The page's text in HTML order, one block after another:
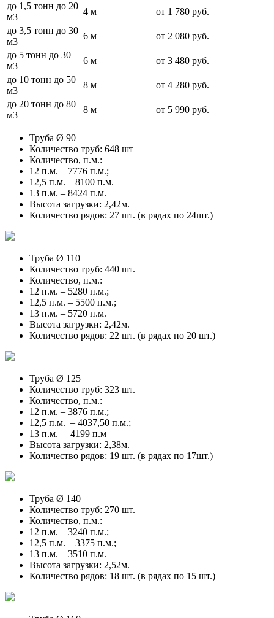
до 1,5 тонн до 20
м3
4 м
от 1 780 руб.
до 3,5 тонн до 30
м3
6 м
от 2 080 руб.
до 5 тонн до 30
м3
6 м
от 3 480 руб.
до 10 тонн до 50
м3
8 м
от 4 280 руб.
до 20 тонн до 80
м3
8 м от 5 990 руб.
Труба Ø 90
Количество труб: 648 шт
Количество, п.м.:
12 п.м. – 7776 п.м.;
12,5 п.м. – 8100 п.м.
13 п.м. – 8424 п.м.
Высота загрузки: 2,42м.
Количество рядов: 27 шт. (в рядах по 24шт.)
Труба Ø 110
Количество труб: 440 шт.
Количество, п.м.:
12 п.м. – 5280 п.м.;
12,5 п.м. – 5500 п.м.;
13 п.м. – 5720 п.м.
Высота загрузки: 2,42м.
Количество рядов: 22 шт. (в рядах по 20 шт.)
Труба Ø 125
Количество труб: 323 шт.
Количество, п.м.:
12 п.м. – 3876 п.м.;
12,5 п.м. – 4037,50 п.м.;
13 п.м. – 4199 п.м
Высота загрузки: 2,38м.
Количество рядов: 19 шт. (в рядах по 17шт.)
Труба Ø 140
Количество труб: 270 шт.
Количество, п.м.:
12 п.м. – 3240 п.м.;
12,5 п.м. – 3375 п.м.;
13 п.м. – 3510 п.м.
Высота загрузки: 2,52м.
Количество рядов: 18 шт. (в рядах по 15 шт.)